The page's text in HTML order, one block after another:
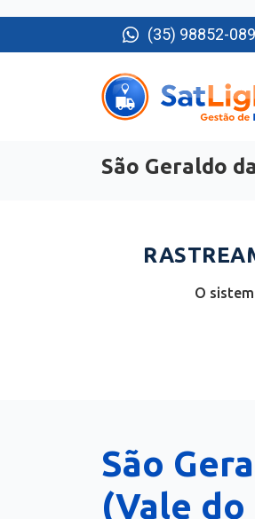
(35) 98852-
São Geraldo
O
São
(Vale do